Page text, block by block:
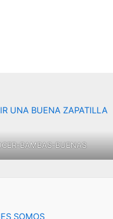
BAMBAS-BUENAS
SOMOS